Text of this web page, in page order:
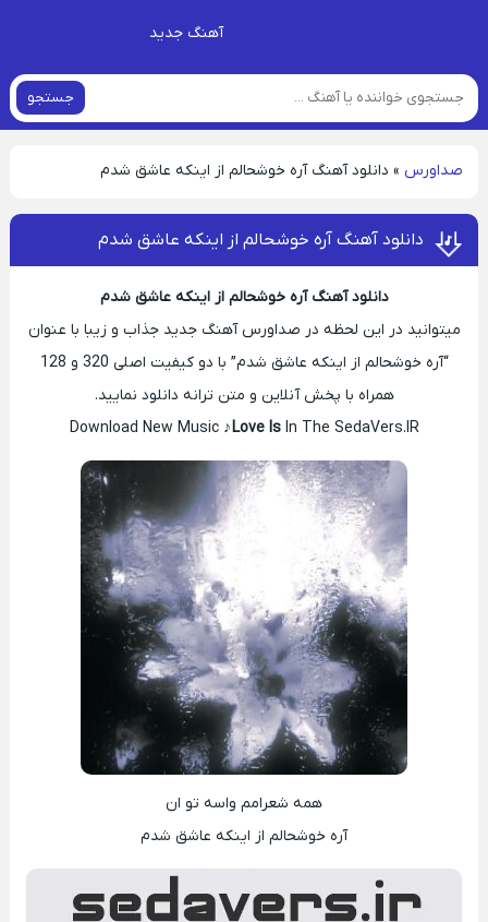
آهنگ جدید
جستجو
صداورس » دانلود آهنگ آره خوشحالم از اینکه عاشق شدم
دانلود آهنگ آره خوشحالم از اینکه عاشق شدم
دانلود آهنگ آره خوشحالم از اینکه عاشق شدم
میتوانید در این لحظه در صداورس آهنگ جدید جذاب و زیبا با عنوان
“آره خوشحالم از اینکه عاشق شدم” با دو کیفیت اصلی 320 و 128
همراه با پخش آنلاین و متن ترانه دانلود نمایید.
Download New Music ♪Love IsIn The SedaVers.IR
همه شعرامم واسه تو ان
آره خوشحالم از اینکه عاشق شدم